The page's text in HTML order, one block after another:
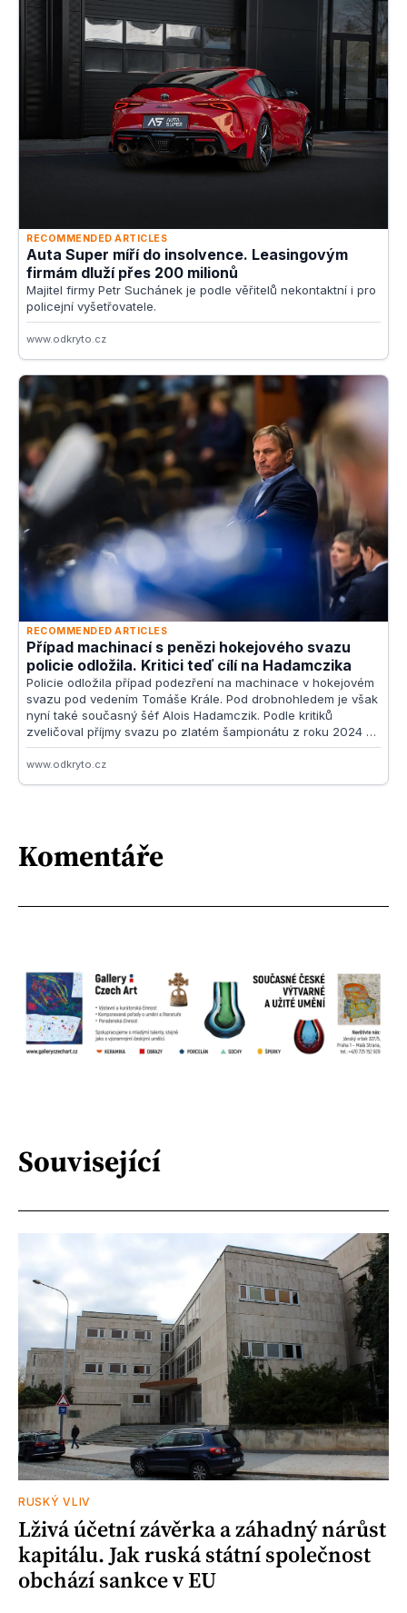
Komentáře
Související
RUSKÝ VLIV
Lživá účetní závěrka a záhadný nárůst
kapitálu. Jak ruská státní společnost
obchází sankce v EU